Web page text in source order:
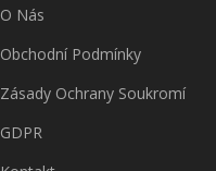
O Nás
Obchodní Podmínky
Zásady Ochrany Soukromí
GDPR